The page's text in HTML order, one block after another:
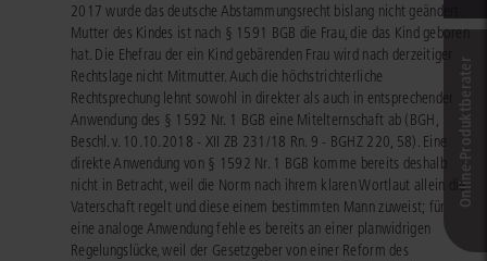
2017 wurde das deutsche Abstammungsrecht bislang nicht geändert.
Mutter des Kindes ist nach § 1591 BGB die Frau, die das Kind geboren
hat. Die Ehefrau der ein Kind gebärenden Frau wird nach derzeitiger
Rechtslage nicht Mitmutter. Auch die höchstrichterliche
Rechtsprechung lehnt sowohl in direkter als auch in entsprechender
Anwendung des § 1592 Nr. 1 BGB eine Mitelternschaft ab (BGH,
Beschl. v. 10.10.2018 - XII ZB 231/18 Rn. 9 - BGHZ 220, 58). Eine
direkte Anwendung von § 1592 Nr. 1 BGB komme bereits deshalb
nicht in Betracht, weil die Norm nach ihrem klaren Wortlaut allein die
Vaterschaft regelt und diese einem bestimmten Mann zuweist; für
eine analoge Anwendung fehle es bereits an einer planwidrigen
Regelungslücke, weil der Gesetzgeber von einer Reform des
Online-Produkt­berater